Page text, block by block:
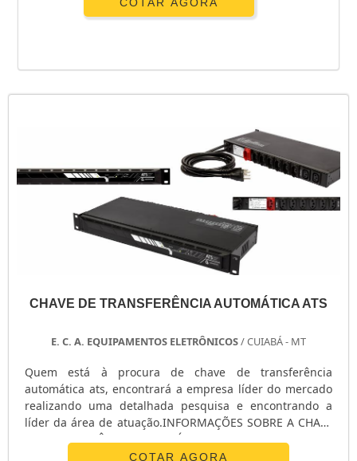
COTAR AGORA
CHAVE DE TRANSFERÊNCIA AUTOMÁTICA ATS
E. C. A. EQUIPAMENTOS ELETRÔNICOS/ CUIABÁ - MT
Quem está à procura de chave de transferência
automática ats, encontrará a empresa líder do mercado
realizando uma detalhada pesquisa e encontrando a
líder da área de atuação.INFORMAÇÕES SOBRE A CHAVE
DE TRANSFERÊNCIA AUTOMÁTICA ATSQuem procura por
chave de transferência automática ats em uma empresa
COTAR AGORA